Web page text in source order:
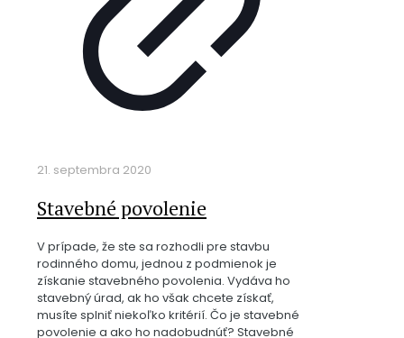
21. septembra 2020
Stavebné povolenie
V prípade, že ste sa rozhodli pre stavbu
rodinného domu, jednou z podmienok je
získanie stavebného povolenia. Vydáva ho
stavebný úrad, ak ho však chcete získať,
musíte splniť niekoľko kritérií. Čo je stavebné
povolenie a ako ho nadobudnúť? Stavebné